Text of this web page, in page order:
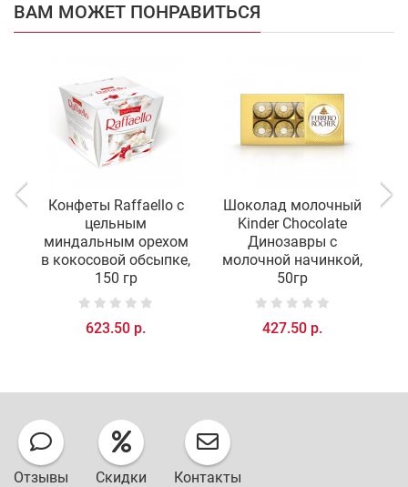
ВАМ МОЖЕТ ПОНРАВИТЬСЯ
Конфеты Raffaello с
цельным
миндальным орехом
в кокосовой обсыпке,
150 гр
623.50 р.
Шоколад молочный
Kinder Chocolate
Динозавры с
молочной начинкой,
50гр
427.50 р.
Отзывы Скидки Контакты